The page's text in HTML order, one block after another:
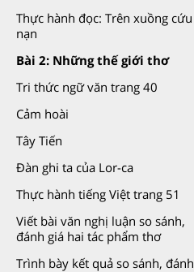
Thực hành đọc: Trên xuồng cứu
nạn
Bài 2: Những thế giới thơ
Tri thức ngữ văn trang 40
Cảm hoài
Tây Tiến
Đàn ghi ta của Lor-ca
Thực hành tiếng Việt trang 51
Viết bài văn nghị luận so sánh,
đánh giá hai tác phẩm thơ
Trình bày kết quả so sánh, đánh